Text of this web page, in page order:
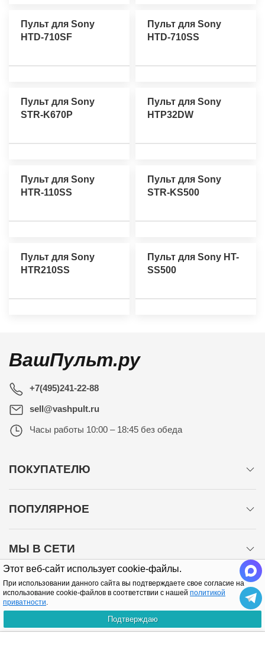
Этот веб-сайт использует cookie-файлы.
При использовании данного сайта вы подтверждаете свое согласие на
использование cookie-файлов в соответствии с нашей политикой
приватности.
Подтверждаю
Пульт для Sony
HTD-710SF
Пульт для Sony
HTD-710SS
Пульт для Sony
STR-K670P
Пульт для Sony
HTP32DW
Пульт для Sony
HTR-110SS
Пульт для Sony
STR-KS500
Пульт для Sony
HTR210SS
Пульт для Sony HT-
SS500
ВашПульт.ру
+7(495)241-22-88
sell@vashpult.ru
Часы работы 10:00 – 18:45 без обеда
ПОКУПАТЕЛЮ
ПОПУЛЯРНОЕ
МЫ В СЕТИ